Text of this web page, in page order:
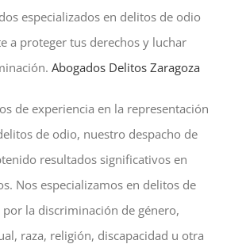
especializados en delitos de odio
a proteger tus derechos y luchar
Abogados Delitos Zaragoza
de experiencia en la representación
de odio, nuestro despacho de
resultados significativos en
Nos especializamos en delitos de
la discriminación de género,
raza, religión, discapacidad u otra